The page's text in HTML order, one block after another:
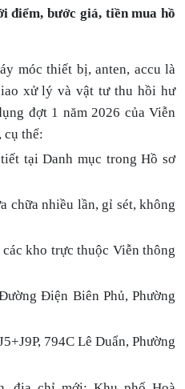
điểm, bước giá, tiền mua hồ
móc thiết bị, anten, accu là
xử lý và vật tư thu hồi hư
đợt 1 năm 2026 của Viễn
cụ thể:
tại Danh mục trong Hồ sơ
chữa nhiều lần, gỉ sét, không
kho trực thuộc Viễn thông
Điện Biên Phủ, Phường
794C Lê Duẩn, Phường